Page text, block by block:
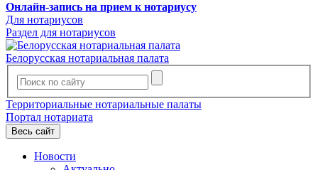
Онлайн-запись на прием к нотариусу
Для нотариусов
Раздел для нотариусов
Белорусская нотариальная палата
Территориальные нотариальные палаты
Портал нотариата
Весь сайт
Новости